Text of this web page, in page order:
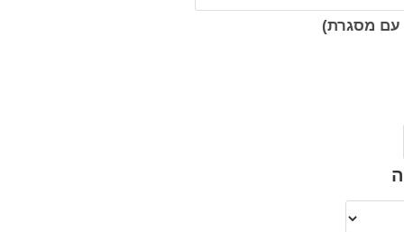
מסגרת)